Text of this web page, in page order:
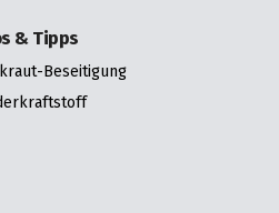
& Tipps
Beseitigung